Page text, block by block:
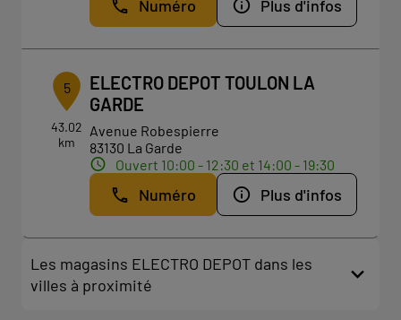
Numéro Plus d'infos
5
43.02
km
ELECTRO DEPOT TOULON LA
GARDE
Avenue Robespierre
83130 La Garde
Ouvert 10:00 - 12:30 et 14:00 - 19:30
Numéro Plus d'infos
Les magasins ELECTRO DEPOT dans les
villes à proximité